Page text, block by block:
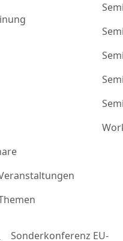
Sonderkonferenz EU-